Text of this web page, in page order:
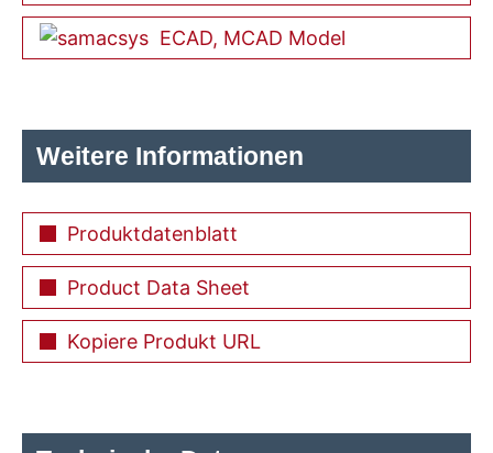
ECAD, MCAD Model
Weitere Informationen
Produktdatenblatt
Product Data Sheet
Kopiere Produkt URL